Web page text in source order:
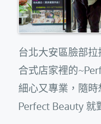
台北大安區臉部
合式店家裡的
細心又專業，隨
Perfect Beauty 就